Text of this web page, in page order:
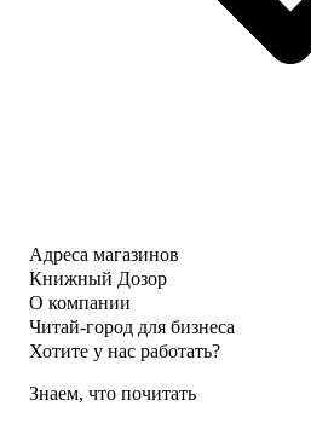
Адреса магазинов
Книжный Дозор
О компании
Читай-город для бизнеса
Хотите у нас работать?
Знаем, что почитать